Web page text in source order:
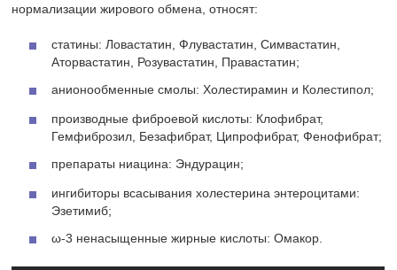
нормализации жирового обмена, относят:
статины: Ловастатин, Флувастатин, Симвастатин,
Аторвастатин, Розувастатин, Правастатин;
анионообменные смолы: Холестирамин и Колестипол;
производные фиброевой кислоты: Клофибрат,
Гемфиброзил, Безафибрат, Ципрофибрат, Фенофибрат;
препараты ниацина: Эндурацин;
ингибиторы всасывания холестерина энтероцитами:
Эзетимиб;
ω-3 ненасыщенные жирные кислоты: Омакор.